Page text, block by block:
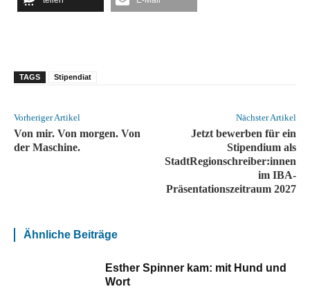
TAGS Stipendiat
Vorheriger Artikel
Von mir. Von morgen. Von
der Maschine.
Nächster Artikel
Jetzt bewerben für ein
Stipendium als
StadtRegionschreiber:innen
im IBA-
Präsentationszeitraum 2027
Ähnliche Beiträge
Esther Spinner kam: mit Hund und
Wort